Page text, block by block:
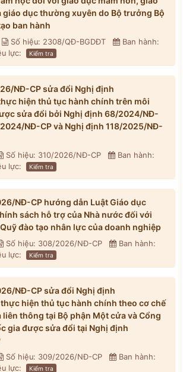
dục thường xuyên do Bộ trưởng Bộ
ban hành
Số hiệu: 2308/QĐ-BGDĐT
Ban hành:
lực: Kiểm tra
NĐ-CP sửa đổi Nghị định
hiện thủ tục hành chính trên môi
sửa đổi bởi Nghị định 68/2024/NĐ-
NĐ-CP và Nghị định 118/2025/NĐ-
Số hiệu: 310/2026/NĐ-CP
Ban hành:
lực: Kiểm tra
NĐ-CP hướng dẫn Luật Giáo dục
sách hỗ trợ của Nhà nước đối với
đào tạo nhân lực của doanh nghiệp
Số hiệu: 308/2026/NĐ-CP
Ban hành:
lực: Kiểm tra
NĐ-CP sửa đổi Nghị định
hiện thủ tục hành chính theo cơ chế
thông tại Bộ phận Một cửa và Cổng
gia được sửa đổi tại Nghị định
Số hiệu: 309/2026/NĐ-CP
Ban hành:
lực: Kiểm tra